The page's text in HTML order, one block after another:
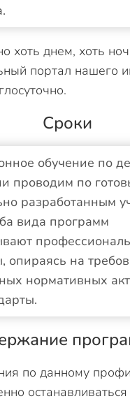
хоть днем, хоть
портал нашего
Сроки
обучение по
проводим по
разработанным
вида программ
опираясь на
нормативных
по данному